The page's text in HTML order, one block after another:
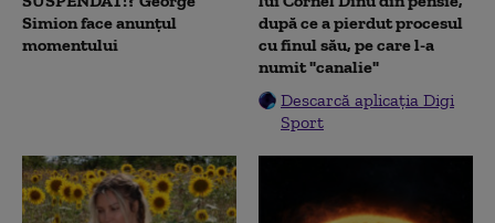
Simion face anunțul
momentului
după ce a pierdut procesul
cu finul său, pe care l-a
numit "canalie"
Descarcă aplicația Digi
Sport